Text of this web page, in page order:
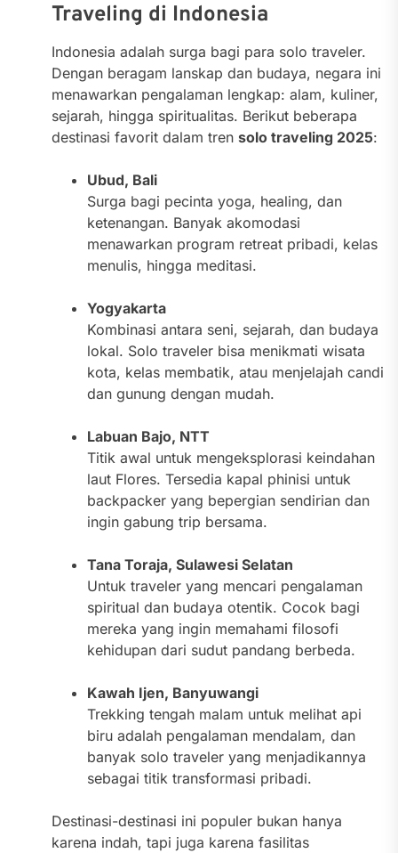
Traveling di Indonesia
Indonesia adalah surga bagi para solo traveler.
Dengan beragam lanskap dan budaya, negara ini
menawarkan pengalaman lengkap: alam, kuliner,
sejarah, hingga spiritualitas. Berikut beberapa
destinasi favorit dalam tren solo traveling 2025:
Ubud, Bali
Surga bagi pecinta yoga, healing, dan
ketenangan. Banyak akomodasi
menawarkan program retreat pribadi, kelas
menulis, hingga meditasi.
Yogyakarta
Kombinasi antara seni, sejarah, dan budaya
lokal. Solo traveler bisa menikmati wisata
kota, kelas membatik, atau menjelajah candi
dan gunung dengan mudah.
Labuan Bajo, NTT
Titik awal untuk mengeksplorasi keindahan
laut Flores. Tersedia kapal phinisi untuk
backpacker yang bepergian sendirian dan
ingin gabung trip bersama.
Tana Toraja, Sulawesi Selatan
Untuk traveler yang mencari pengalaman
spiritual dan budaya otentik. Cocok bagi
mereka yang ingin memahami filosofi
kehidupan dari sudut pandang berbeda.
Kawah Ijen, Banyuwangi
Trekking tengah malam untuk melihat api
biru adalah pengalaman mendalam, dan
banyak solo traveler yang menjadikannya
sebagai titik transformasi pribadi.
Destinasi-destinasi ini populer bukan hanya
karena indah, tapi juga karena fasilitas